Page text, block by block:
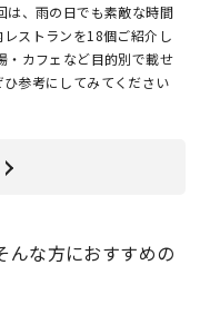
は、雨の日でも素敵な時間
ストランを18個ご紹介し
・カフェなど目的別で載せ
参考にしてみてください
んな方におすすめの